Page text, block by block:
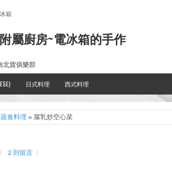
箱
屬廚房~電冰箱的手作
北貨俱樂部
日式料理 西式料理
蔬食料理 » 腐乳炒空心菜
2 則留言